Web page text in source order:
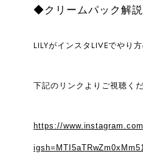
◆クリームパック解
LILYがインスタLIVEでやり
下記のリンクよりご視聴くだ
https://